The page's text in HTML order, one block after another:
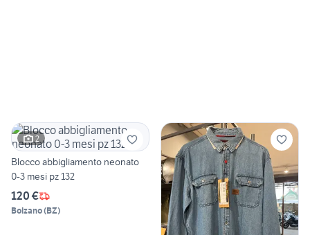
2
Blocco abbigliamento neonato
0-3 mesi pz 132
120 €
Bolzano(BZ)